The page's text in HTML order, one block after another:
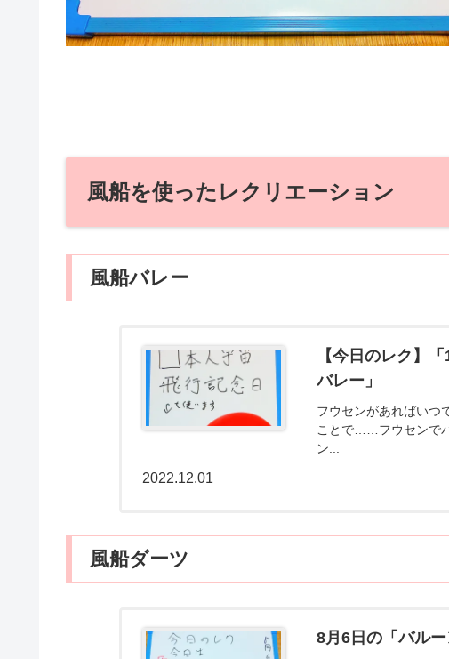
風船を使ったレクリエーション
風船バレー
【今日のレク】
バレー」
フウセンがあればいつ
ことで……フウセンで
ン...
2022.12.01
風船ダーツ
8月6日の「バル